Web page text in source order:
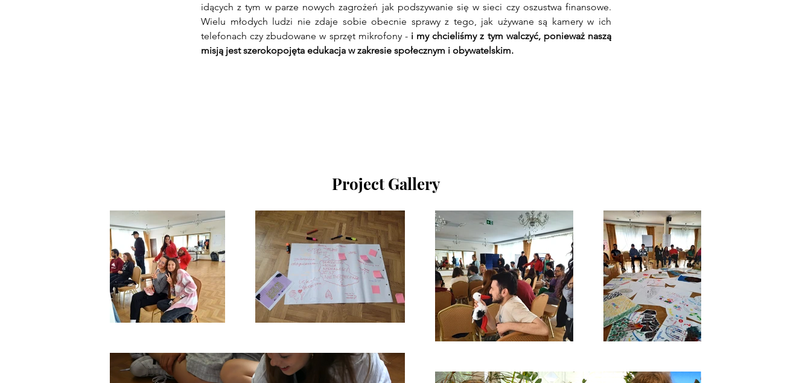
idących z tym w parze nowych zagrożeń jak podszywanie się w sieci czy oszustwa finansowe.
Wielu młodych ludzi nie zdaje sobie obecnie sprawy z tego, jak używane są kamery w ich
telefonach czy zbudowane w sprzęt mikrofony - i my chcieliśmy z tym walczyć, ponieważ naszą
misją jest szerokopojęta edukacja w zakresie społecznym i obywatelskim.
Project Gallery